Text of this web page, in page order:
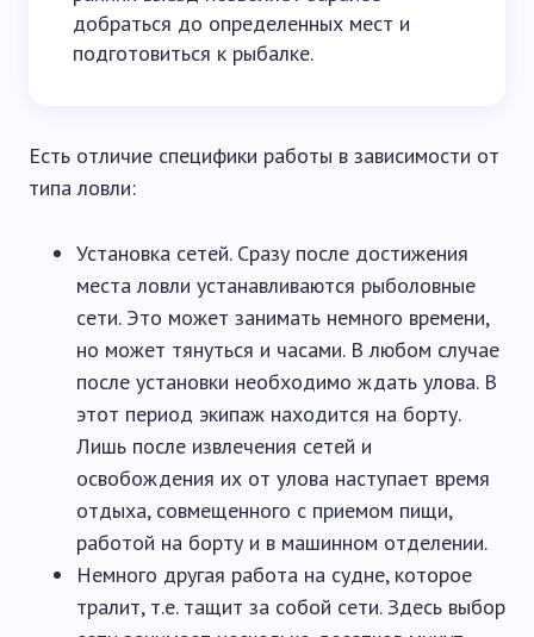
добраться до определенных мест и
подготовиться к рыбалке.
Есть отличие специфики работы в зависимости от
типа ловли:
Установка сетей. Сразу после достижения
места ловли устанавливаются рыболовные
сети. Это может занимать немного времени,
но может тянуться и часами. В любом случае
после установки необходимо ждать улова. В
этот период экипаж находится на борту.
Лишь после извлечения сетей и
освобождения их от улова наступает время
отдыха, совмещенного с приемом пищи,
работой на борту и в машинном отделении.
Немного другая работа на судне, которое
тралит, т.е. тащит за собой сети. Здесь выбор